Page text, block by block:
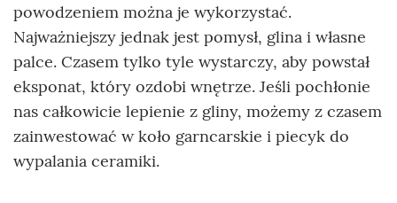
powodzeniem można je wykorzystać.
Najważniejszy jednak jest pomysł, glina i własne
palce. Czasem tylko tyle wystarczy, aby powstał
eksponat, który ozdobi wnętrze. Jeśli pochłonie
nas całkowicie lepienie z gliny, możemy z czasem
zainwestować w koło garncarskie i piecyk do
wypalania ceramiki.